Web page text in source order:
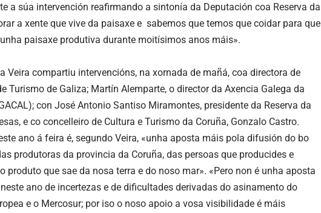
a súa intervención reafirmando a sintonía da Deputación coa Reserva da
a xente que vive da paisaxe e sabemos que temos que coidar para que
paisaxe produtiva durante moitísimos anos máis».
Veira compartiu intervencións, na xornada de mañá, coa directora de
Turismo de Galiza; Martín Alemparte, o director da Axencia Galega da
con José Antonio Santiso Miramontes, presidente da Reserva da
e co concelleiro de Cultura e Turismo da Coruña, Gonzalo Castro.
ano á feira é, segundo Veira, «unha aposta máis pola difusión do bo
produtoras da provincia da Coruña, das persoas que producides e
produto que sae da nosa terra e do noso mar». «Pero non é unha aposta
ano de incertezas e de dificultades derivadas do asinamento do
e o Mercosur; por iso o noso apoio a vosa visibilidade é máis